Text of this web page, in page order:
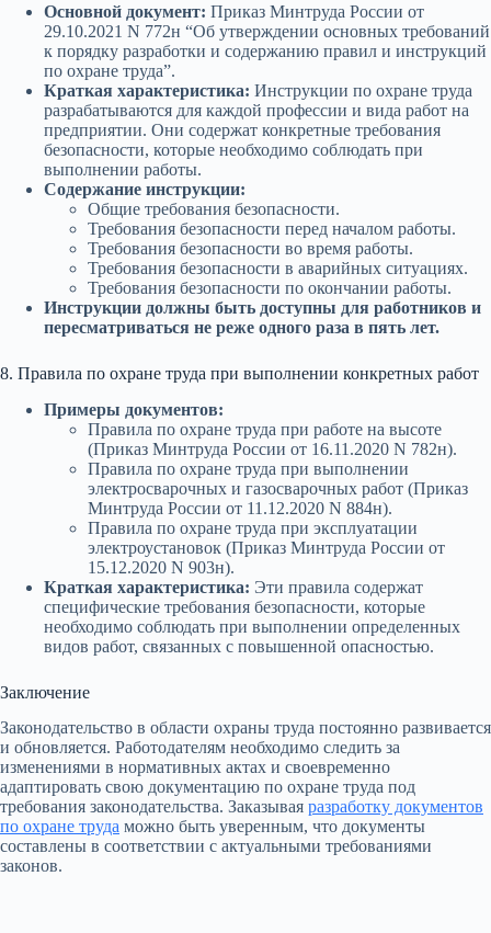
Основной документ: Приказ Минтруда России от
29.10.2021 N 772н “Об утверждении основных требований
к порядку разработки и содержанию правил и инструкций
по охране труда”.
Краткая характеристика: Инструкции по охране труда
разрабатываются для каждой профессии и вида работ на
предприятии. Они содержат конкретные требования
безопасности, которые необходимо соблюдать при
выполнении работы.
Содержание инструкции:
Общие требования безопасности.
Требования безопасности перед началом работы.
Требования безопасности во время работы.
Требования безопасности в аварийных ситуациях.
Требования безопасности по окончании работы.
Инструкции должны быть доступны для работников и
пересматриваться не реже одного раза в пять лет.
8. Правила по охране труда при выполнении конкретных работ
Примеры документов:
Правила по охране труда при работе на высоте
(Приказ Минтруда России от 16.11.2020 N 782н).
Правила по охране труда при выполнении
электросварочных и газосварочных работ (Приказ
Минтруда России от 11.12.2020 N 884н).
Правила по охране труда при эксплуатации
электроустановок (Приказ Минтруда России от
15.12.2020 N 903н).
Краткая характеристика: Эти правила содержат
специфические требования безопасности, которые
необходимо соблюдать при выполнении определенных
видов работ, связанных с повышенной опасностью.
Заключение
Законодательство в области охраны труда постоянно развивается
и обновляется. Работодателям необходимо следить за
изменениями в нормативных актах и своевременно
адаптировать свою документацию по охране труда под
требования законодательства. Заказывая разработку документов
по охране труда можно быть уверенным, что документы
составлены в соответствии с актуальными требованиями
законов.